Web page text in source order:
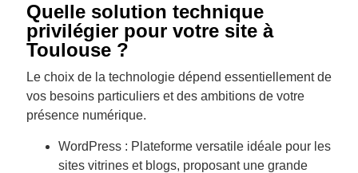
Quelle solution technique
privilégier pour votre site à
Toulouse ?
Le choix de la technologie dépend essentiellement de
vos besoins particuliers et des ambitions de votre
présence numérique.
WordPress : Plateforme versatile idéale pour les
sites vitrines et blogs, proposant une grande